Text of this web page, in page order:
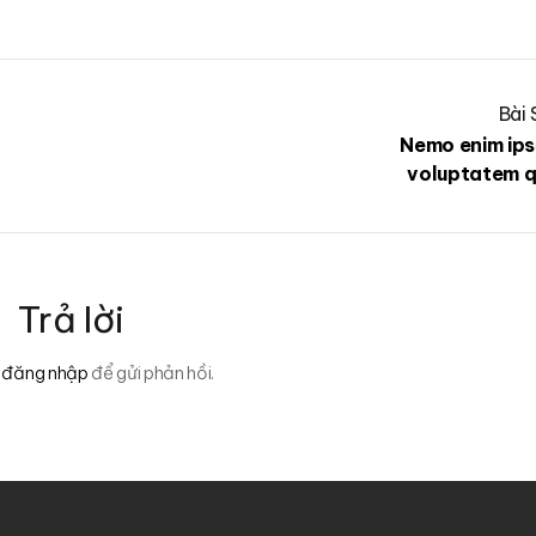
Bài
Nemo enim
voluptatem
Trả lời
đăng nhập để gửi phản hồi.